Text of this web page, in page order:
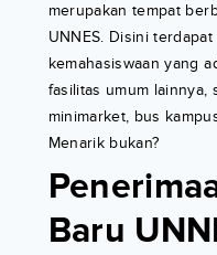
merupakan tempat
UNNES. Disini
kemahasiswaan yang
fasilitas umum lainnya,
minimarket, bus
Menarik bukan?
Baru